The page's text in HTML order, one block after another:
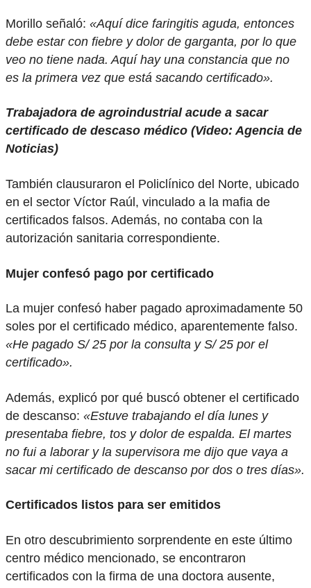
Morillo señaló: «Aquí dice faringitis aguda, entonces
debe estar con fiebre y dolor de garganta, por lo que
veo no tiene nada. Aquí hay una constancia que no
es la primera vez que está sacando certificado».
Trabajadora de agroindustrial acude a sacar
certificado de descaso médico (Video: Agencia de
Noticias)
También clausuraron el Policlínico del Norte, ubicado
en el sector Víctor Raúl, vinculado a la mafia de
certificados falsos. Además, no contaba con la
autorización sanitaria correspondiente.
Mujer confesó pago por certificado
La mujer confesó haber pagado aproximadamente 50
soles por el certificado médico, aparentemente falso.
«He pagado S/ 25 por la consulta y S/ 25 por el
certificado».
Además, explicó por qué buscó obtener el certificado
de descanso: «Estuve trabajando el día lunes y
presentaba fiebre, tos y dolor de espalda. El martes
no fui a laborar y la supervisora me dijo que vaya a
sacar mi certificado de descanso por dos o tres días».
Certificados listos para ser emitidos
En otro descubrimiento sorprendente en este último
centro médico mencionado, se encontraron
certificados con la firma de una doctora ausente,